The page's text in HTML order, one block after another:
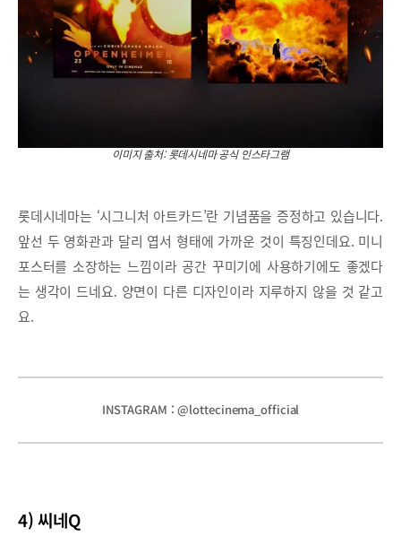
이미지 출처: 롯데시네마 공식 인스타그램
롯데시네마는 ‘시그니처 아트카드’란 기념품을 증정하고 있습니다.
앞선 두 영화관과 달리 엽서 형태에 가까운 것이 특징인데요. 미니
포스터를 소장하는 느낌이라 공간 꾸미기에 사용하기에도 좋겠다
는 생각이 드네요. 양면이 다른 디자인이라 지루하지 않을 것 같고
요.
INSTAGRAM : @lottecinema_official
4) 씨네Q